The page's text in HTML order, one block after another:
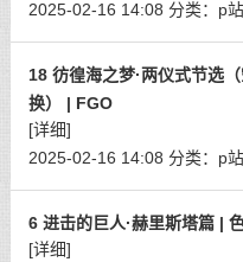
2025-02-16 14:08 分类： p
18 彷徨海之梦·两仪式节选
换） | FGO
[详细]
2025-02-16 14:08 分类： p
6 进击的巨人·赫里斯塔篇 |
[详细]